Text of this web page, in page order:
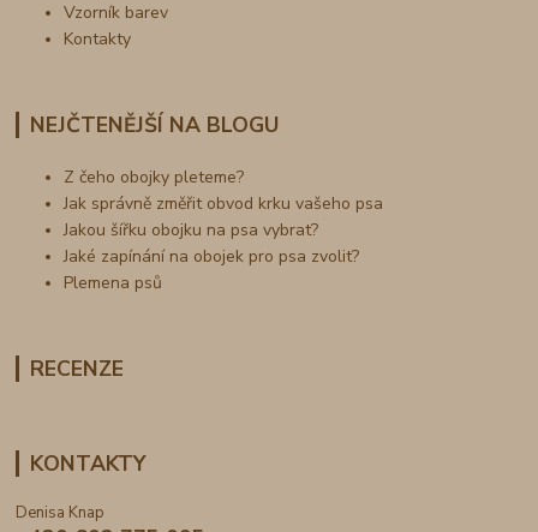
Vzorník barev
Kontakty
NEJČTENĚJŠÍ NA BLOGU
Z čeho obojky pleteme?
Jak správně změřit obvod krku vašeho psa
Jakou šířku obojku na psa vybrat?
Jaké zapínání na obojek pro psa zvolit?
Plemena psů
RECENZE
KONTAKTY
Denisa Knap